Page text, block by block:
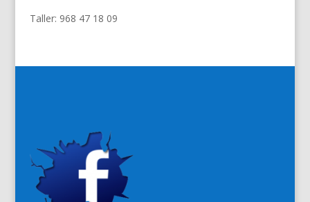
Taller: 968 47 18 09